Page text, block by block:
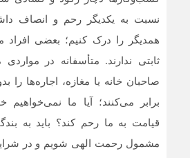
نسبت به یکدیگر رحم و انصاف
همدیگر را درک کنیم؛ بعضی
ثابتی ندارند. متأسفانه در
صاحبان خانه یا مغازه، اجاره‌ها را
برابر می‌کنند؛ آیا ما نمی‌خواهیم
قیامت به ما رحم کند؟ باید به
مشمول رحمت الهی شویم و در